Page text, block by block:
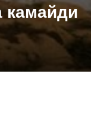
камайди